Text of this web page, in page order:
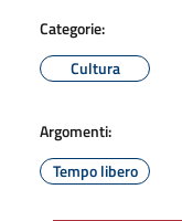
Categorie:
Cultura
Argomenti:
Tempo libero